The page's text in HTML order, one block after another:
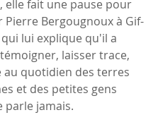
elle fait une pause pour
Bergougnoux à Gif-
lui explique qu'il a
laisser trace,
au quotidien des terres
et des petites gens
parle jamais.